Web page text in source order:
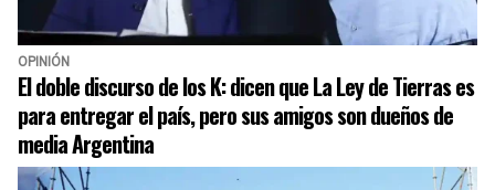
OPINIÓN
El doble discurso de los K: dicen que La Ley de Tierras es
para entregar el país, pero sus amigos son dueños de
media Argentina